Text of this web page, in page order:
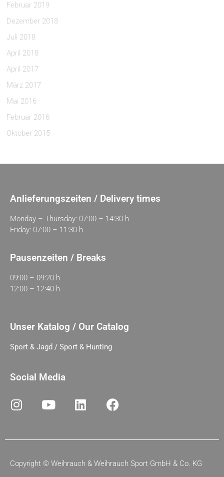
Februar 2019
Dezember 2018
Juli 2018
April 2018
April 2017
März 2017
Mai 2016
Februar 2016
Oktober 2015
Anlieferungszeiten / Delivery times
Monday – Thursday: 07:00 – 14:30 h
Friday: 07:00 – 11:30 h
Pausenzeiten / Breaks
09:00 – 09:20 h
12:00 – 12:40 h
Unser Katalog / Our Catalog
Sport & Jagd / Sport & Hunting
Social Media
Copyright © Weihrauch & Weihrauch Sport GmbH & Co. KG